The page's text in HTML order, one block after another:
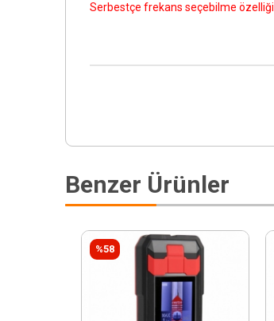
Serbestçe frekans seçebilme özelliği
Benzer Ürünler
%58